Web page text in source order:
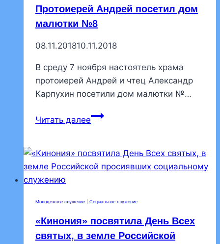
Протоиерей Андрей посетил дом
малютки №8
08.11.201810.11.2018
В среду 7 ноября настоятель храма
протоиерей Андрей и чтец Александр
Карпухин посетили дом малютки №…
Читать далееПротоиерей
дом
малютки
Молодежное служение Социальное служение
«Кинония» посвятила День Всех
святых, в земле Российской